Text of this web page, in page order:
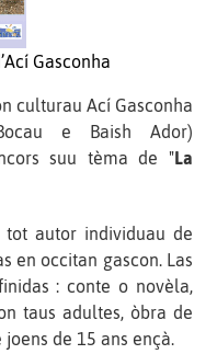
Gasconha
culturau Ací Gasconha
e Baish Ador)
suu tèma de "La
tot autor individuau de
en occitan gascon. Las
: conte o novèla,
taus adultes, òbra de
de 15 ans ençà.